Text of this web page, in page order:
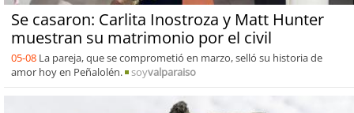
Se casaron: Carlita Inostroza y Matt Hunter
muestran su matrimonio por el civil
05-08 La pareja, que se comprometió en marzo, selló su historia de
amor hoy en Peñalolén.
soyvalparaiso